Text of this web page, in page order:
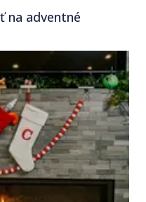
na adventné